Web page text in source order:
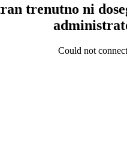
trenutno ni
Could not